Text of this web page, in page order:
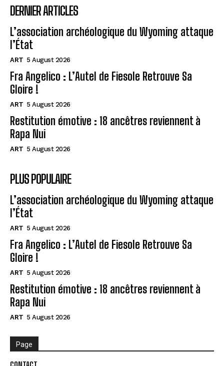
DERNIER ARTICLES
L’association archéologique du Wyoming attaque
l’État
ART 5 August 2026
Fra Angelico : L’Autel de Fiesole Retrouve Sa
Gloire !
ART 5 August 2026
Restitution émotive : 18 ancêtres reviennent à
Rapa Nui
ART 5 August 2026
PLUS POPULAIRE
L’association archéologique du Wyoming attaque
l’État
ART 5 August 2026
Fra Angelico : L’Autel de Fiesole Retrouve Sa
Gloire !
ART 5 August 2026
Restitution émotive : 18 ancêtres reviennent à
Rapa Nui
ART 5 August 2026
Page